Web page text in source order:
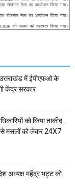
में ईपीएफओ के
केंद्र सरकार
को किया ताकीद…
मसलों को लेकर 24X7
अध्यक्ष महेंद्र भट्ट को